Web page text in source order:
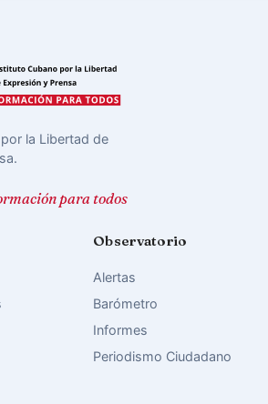
la Libertad de
para todos
Observatorio
Alertas
Barómetro
Informes
Periodismo Ciudadano